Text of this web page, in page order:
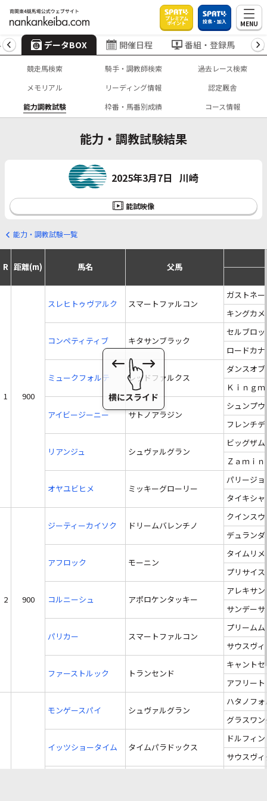
プレミアム
ポイント 投票・加入 MENU
データBOX 開催日程 番組・登録馬
競走馬検索 騎手・調教師検索
過去レース検索
メモリアル
リーディング情報
認定厩舎
能力調教試験
枠番・馬番別成績 コース情報
能力・調教試験結果
2025年3月7日 川崎
能試映像
能力・調教試験一覧
R 距離(m) 馬名 父馬
1 900
スレヒトゥヴアルク スマートファルコン
ガストネ
キングカ
コンペティティブ キタサンブラック
セルブロ
ロードカ
ミュークフォルテ レッドファルクス
ダンスオ
Ｋｉｎｇ
アイビージーニー サトノアラジン
シュンプ
フレンチ
リアンジュ シュヴァルグラン
ビッグザム
Ｚａｍｉ
オヤユビヒメ ミッキーグローリー
パリージョ
タイキシ
2 900
ジーティーカイソク ドリームバレンチノ
クインス
デュラン
アフロック モーニン
タイムリ
プリサイ
コルニーシュ アポロケンタッキー
アレキサ
サンデー
パリカー スマートファルコン
プリーム
サウスヴ
ファーストルック トランセンド
キャント
アフリート
モンゲースパイ シュヴァルグラン
ハタノフ
グラスワ
イッツショータイム タイムパラドックス
ドルフィン
サウスヴ